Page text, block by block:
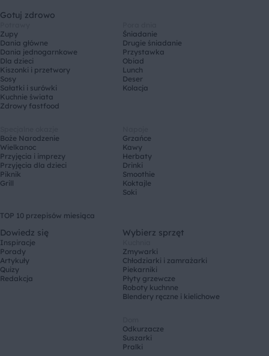
Gotuj zdrowo
Zupy
Dania główne
Dania jednogarnkowe
Dla dzieci
Kiszonki i przetwory
Sosy
Sałatki i surówki
Kuchnie świata
Zdrowy fastfood
Śniadanie
Drugie śniadanie
Przystawka
Obiad
Lunch
Deser
Kolacja
Boże Narodzenie
Wielkanoc
Przyjęcia i imprezy
Przyjęcia dla dzieci
Piknik
Grill
Grzańce
Kawy
Herbaty
Drinki
Smoothie
Koktajle
Soki
TOP 10 przepisów miesiąca
Dowiedz się
Inspiracje
Porady
Artykuły
Quizy
Redakcja
Wybierz sprzęt
Zmywarki
Chłodziarki i zamrażarki
Piekarniki
Płyty grzewcze
Roboty kuchnne
Blendery ręczne i kielichowe
Odkurzacze
Suszarki
Pralki